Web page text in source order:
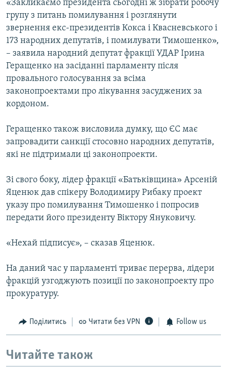
«Закликаємо президента сьогодні ж зібрати робочу
групу з питань помилування і розглянути
звернення екс-президентів Кокса і Квасневського і
173 народних депутатів, і помилувати Тимошенко»,
– заявила народний депутат фракції УДАР Ірина
Геращенко на засіданні парламенту після
провального голосування за всіма
законопроектами про лікування засуджених за
кордоном.
Геращенко також висловила думку, що ЄС має
запровадити санкції стосовно народних депутатів,
які не підтримали ці законопроекти.
Зі свого боку, лідер фракції «Батьківщина» Арсеній
Яценюк дав спікеру Володимиру Рибаку проект
указу про помилування Тимошенко і попросив
передати його президенту Віктору Януковичу.
«Нехай підписує», – сказав Яценюк.
На даний час у парламенті триває перерва, лідери
фракцій узгоджують позиції по законопроекту про
прокуратуру.
Поділитись Читати без VPN Follow us
Читайте також